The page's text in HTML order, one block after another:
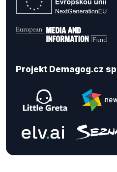
Projekt Demagog.cz